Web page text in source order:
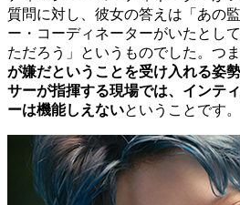
質問に対し、彼女の答えは「あの
ー・コーディネーターがいたとし
ただろう」というものでした。つま
が嫌だということを受け入れる姿
サーが指揮する現場では、インテ
ーは機能しえないということです。